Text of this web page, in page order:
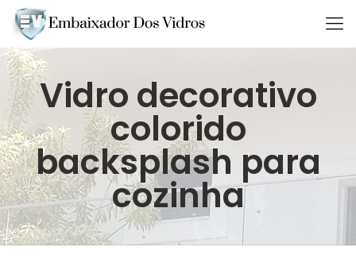
Vidro decorativo
colorido
backsplash para
cozinha